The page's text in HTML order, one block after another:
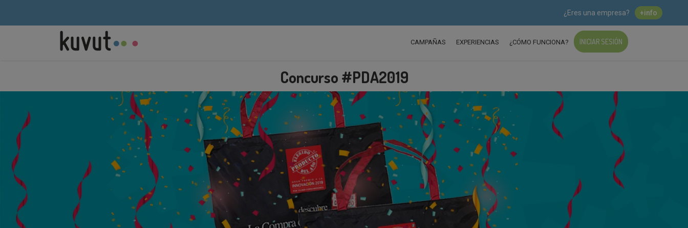
¿Eres una empresa? +info
CAMPAÑAS EXPERIENCIAS ¿CÓMO FUNCIONA? INICIAR SESIÓN
Concurso #PDA2019